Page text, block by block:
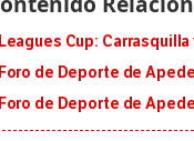
Leagues Cup:
Foro de Deporte de
Foro de Deporte de